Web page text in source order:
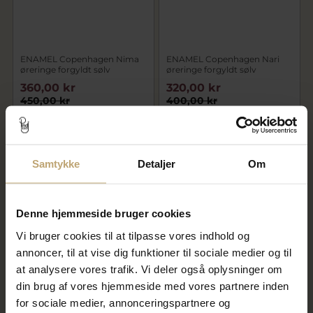
Samtykke Detaljer Om
Denne hjemmeside bruger cookies
Vi bruger cookies til at tilpasse vores indhold og
annoncer, til at vise dig funktioner til sociale medier og til
at analysere vores trafik. Vi deler også oplysninger om
din brug af vores hjemmeside med vores partnere inden
for sociale medier, annonceringspartnere og
ENAMEL Copenhagen Nima
øreringe forgyldt sølv
450,00 kr
360,00 kr
ENAMEL Copenhagen Nari
øreringe forgyldt sølv
400,00 kr
320,00 kr
SALE
Chain ørering (1 stk.) forgyldt
SALE
Heart øreringe forgyldt sølv